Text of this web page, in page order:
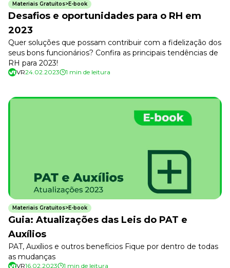
Materiais Gratuitos>E-book
Desafios e oportunidades para o RH em
2023
Quer soluções que possam contribuir com a fidelização dos
seus bons funcionários? Confira as principais tendências de
RH para 2023!
VR24.02.2023 1 min de leitura
Materiais Gratuitos>E-book
Guia: Atualizações das Leis do PAT e
Auxílios
PAT, Auxílios e outros benefícios Fique por dentro de todas
as mudanças
VR16.02.2023 1 min de leitura